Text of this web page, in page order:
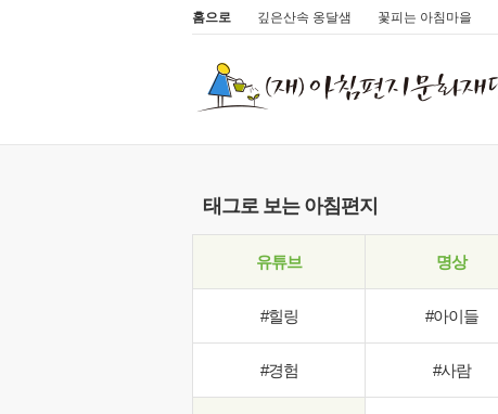
홈으로 깊은산속 옹달샘 꽃피는 아침마을
태그로 보는 아침편지
유튜브 명상
#힐링 #아이들
#경험 #사람